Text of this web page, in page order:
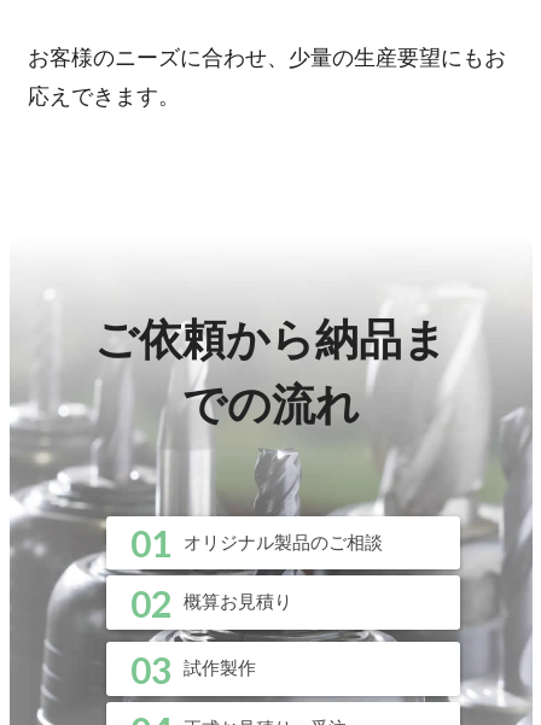
お客様のニーズに合わせ、少量の生産要望にもお
応えできます。
ご依頼から納品ま
での流れ
01 オリジナル製品のご相談
02 概算お見積り
03 試作製作